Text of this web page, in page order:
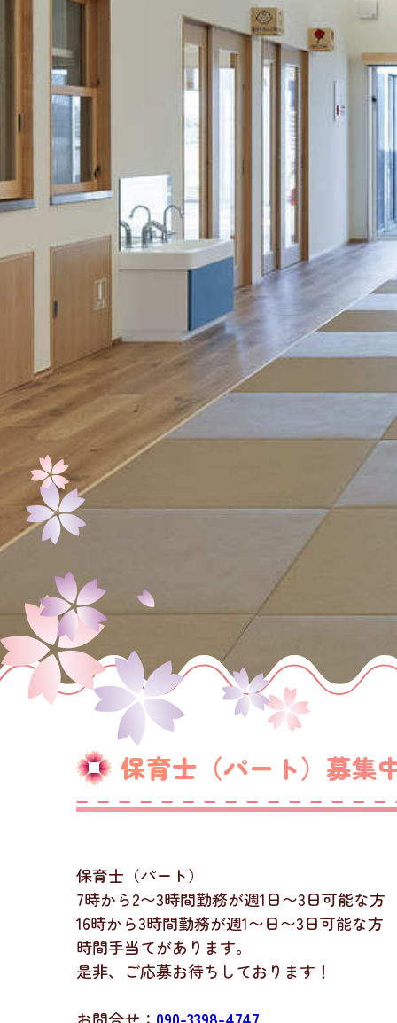
保育士（パート）募集
保育士（パート）
7時から2〜3時間勤務が週1日〜3日可能な方
16時から3時間勤務が週1〜日〜3日可能な方
時間手当てがあります。
是非、ご応募お待ちしております！